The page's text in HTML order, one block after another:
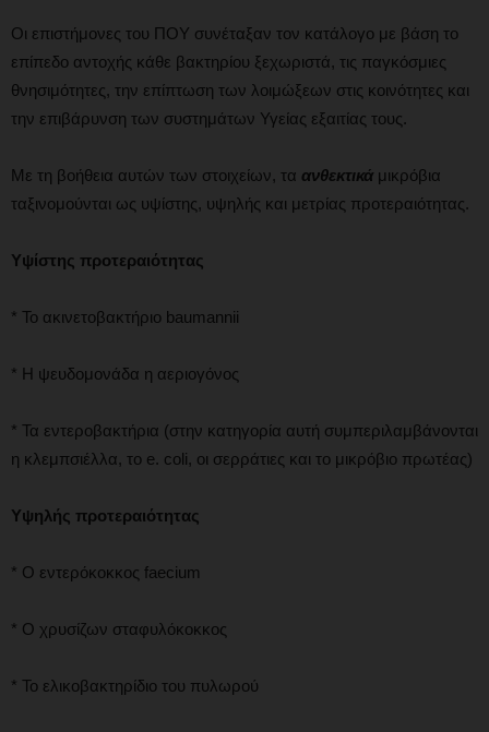
Οι επιστήμονες του ΠΟΥ συνέταξαν τον κατάλογο με βάση το
επίπεδο αντοχής κάθε βακτηρίου ξεχωριστά, τις παγκόσμιες
θνησιμότητες, την επίπτωση των λοιμώξεων στις κοινότητες και
την επιβάρυνση των συστημάτων Υγείας εξαιτίας τους.
Με τη βοήθεια αυτών των στοιχείων, τα ανθεκτικά μικρόβια
ταξινομούνται ως υψίστης, υψηλής και μετρίας προτεραιότητας.
Υψίστης προτεραιότητας
* Το ακινετοβακτήριο baumannii
* Η ψευδομονάδα η αεριογόνος
* Τα εντεροβακτήρια (στην κατηγορία αυτή συμπεριλαμβάνονται
η κλεμπσιέλλα, το e. coli, οι σερράτιες και το μικρόβιο πρωτέας)
Υψηλής προτεραιότητας
* Ο εντερόκοκκος faecium
* Ο χρυσίζων σταφυλόκοκκος
* Το ελικοβακτηρίδιο του πυλωρού